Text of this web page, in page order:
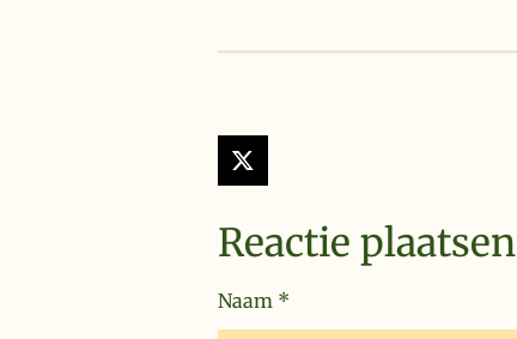
X
Reactie plaatsen
Naam *